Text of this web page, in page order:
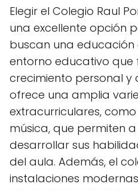
Elegir el Colegio Raul
una excellente opción
buscan una
entorno educativo que
crecimiento personal y
ofrece una amplia
extracurriculares,
música, que permiten
desarrollar sus
del aula. Además, el
instalaciones